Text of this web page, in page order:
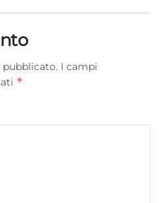
pubblicato. I campi
*